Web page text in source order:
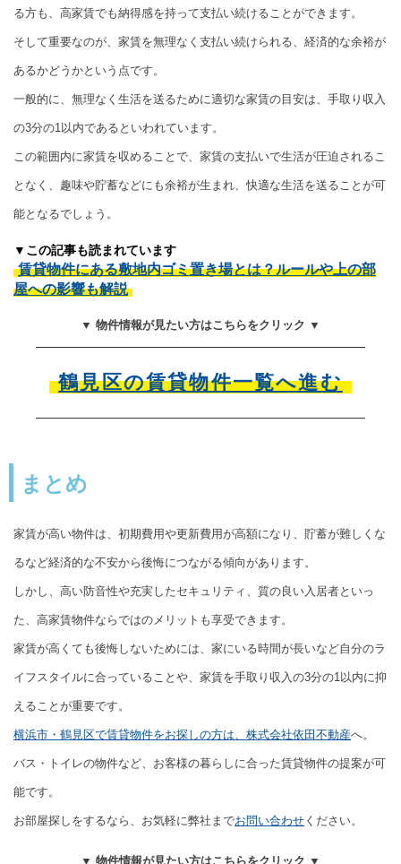
る方も、高家賃でも納得感を持って支払い続けることができます。
そして重要なのが、家賃を無理なく支払い続けられる、経済的な余裕が
あるかどうかという点です。
一般的に、無理なく生活を送るために適切な家賃の目安は、手取り収入
の3分の1以内であるといわれています。
この範囲内に家賃を収めることで、家賃の支払いで生活が圧迫されるこ
となく、趣味や貯蓄などにも余裕が生まれ、快適な生活を送ることが可
能となるでしょう。
▼この記事も読まれています
賃貸物件にある敷地内ゴミ置き場とは？ルールや上の部
屋への影響も解説
▼ 物件情報が見たい方はこちらをクリック ▼
鶴見区の賃貸物件一覧へ進む
まとめ
家賃が高い物件は、初期費用や更新費用が高額になり、貯蓄が難しくな
るなど経済的な不安から後悔につながる傾向があります。
しかし、高い防音性や充実したセキュリティ、質の良い入居者といっ
た、高家賃物件ならではのメリットも享受できます。
家賃が高くても後悔しないためには、家にいる時間が長いなど自分のラ
イフスタイルに合っていることや、家賃を手取り収入の3分の1以内に抑
えることが重要です。
横浜市・鶴見区で賃貸物件をお探しの方は、株式会社依田不動産へ。
バス・トイレの物件など、お客様の暮らしに合った賃貸物件の提案が可
能です。
お部屋探しをするなら、お気軽に弊社までお問い合わせ ください。
▼ 物件情報が見たい方はこちらをクリック ▼